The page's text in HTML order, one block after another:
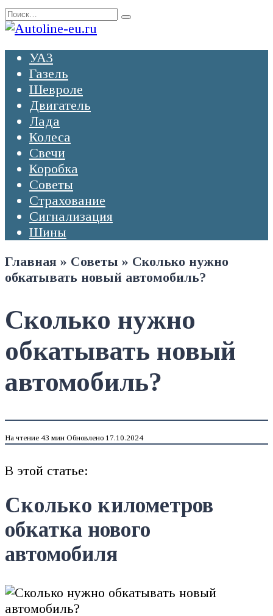
Перейти
к
Search
for:
УАЗ
Газель
Шевроле
Двигатель
Лада
Колеса
Свечи
Коробка
Советы
Страхование
Сигнализация
Шины
Главная » Советы » Сколько нужно
обкатывать новый автомобиль?
Сколько нужно
обкатывать новый
автомобиль?
На чтение 43 мин Обновлено 17.10.2024
В этой статье:
Сколько километров
обкатка нового
автомобиля